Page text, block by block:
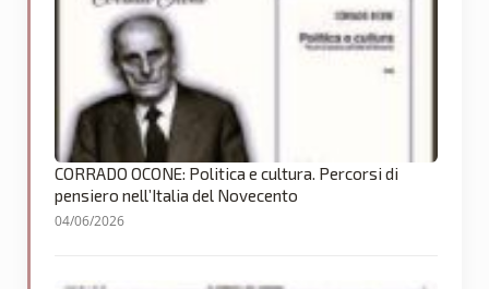
CORRADO OCONE: Politica e cultura. Percorsi di
pensiero nell’Italia del Novecento
04/06/2026